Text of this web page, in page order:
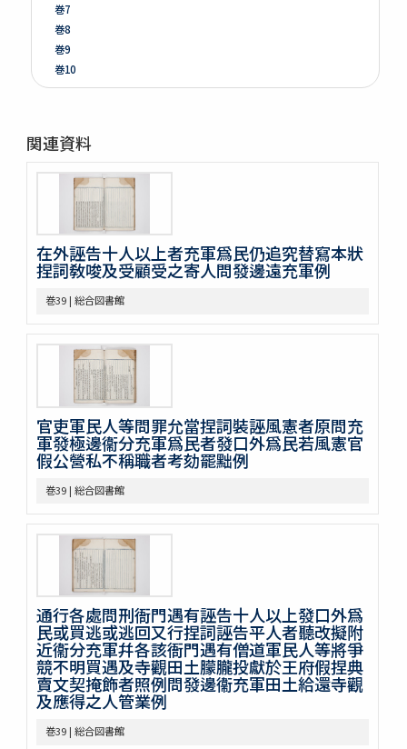
巻7
巻8
巻9
巻10
巻11
巻14
巻15
巻16
巻18
巻19
巻20
巻22
巻23
巻24
巻25
巻26
巻27
巻28
巻29
巻30
巻31
巻33
巻34
巻35
巻36
巻37
巻38
巻39
巻40
巻41
巻42
巻43
関連資料
在外誣告十人以上者充軍爲民仍追究替寫本狀
捏詞敎唆及受顧受之寄人問發邊遠充軍例
巻39 | 総合図書館
官吏軍民人等問罪允當捏詞裝誣風憲者原問充
軍發極邊衞分充軍爲民者發口外爲民若風憲官
假公營私不稱職者考劾罷黜例
巻39 | 総合図書館
通行各處問刑衙門遇有誣告十人以上發口外爲
民或買逃或逃回又行捏詞誣告平人者聽改擬附
近衞分充軍幷各該衙門遇有僧道軍民人等將爭
競不明買遇及寺觀田土朦朧投獻於王府假捏典
賣文契掩飾者照例問發邊衞充軍田土給還寺觀
及應得之人管業例
巻39 | 総合図書館